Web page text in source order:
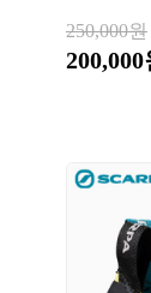
250,000원
200,000